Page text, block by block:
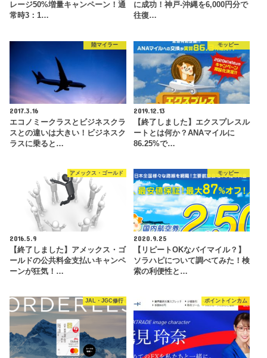
レージ50%増量キャンペーン！通
常時3：1…
に成功！神戸-沖縄を6,000円分で
往復…
陸マイラー
2017.3.16
エコノミークラスとビジネスクラ
スとの違いは大きい！ビジネスク
ラスに乗ると…
モッピー
2019.12.13
【終了しました】エクスプレスル
ートとは何か？ANAマイルに
86.25%で…
アメックス・ゴールド
2016.5.9
【終了しました】アメックス・ゴ
ールドの公共料金支払いキャンペ
ーンが狂気！…
モッピー
2020.9.25
【リピートOKなバイマイル？】
ソラハピについて調べてみた！検
索の利便性と…
JAL・JGC修行 ポイントインカム